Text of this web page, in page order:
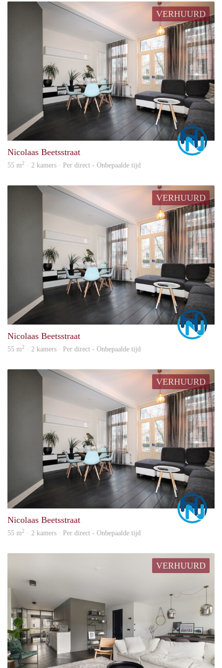
VERHUURD
Nicolaas Beetsstraat
55 m2 · 2 kamers · Per direct - Onbepaalde tijd
VERHUURD
Nicolaas Beetsstraat
55 m2 · 2 kamers · Per direct - Onbepaalde tijd
VERHUURD
Nicolaas Beetsstraat
55 m2 · 2 kamers · Per direct - Onbepaalde tijd
VERHUURD